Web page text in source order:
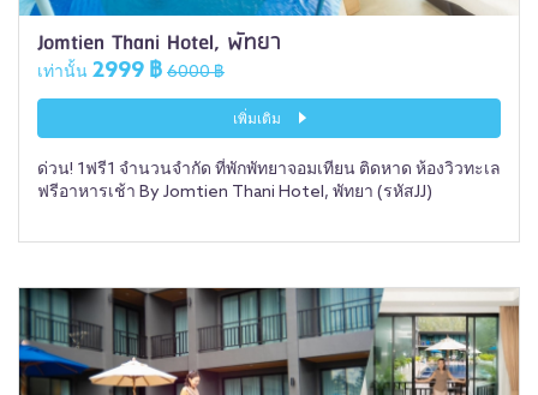
Jomtien Thani Hotel, พัทยา
เท่านั้น 2999 ฿ 6000 ฿
เพิ่มเติม
ด่วน! 1ฟรี1 จำนวนจำกัด ที่พักพัทยาจอมเทียน ติดหาด ห้องวิวทะเล
ฟรีอาหารเช้า By Jomtien Thani Hotel, พัทยา (รหัสJJ)